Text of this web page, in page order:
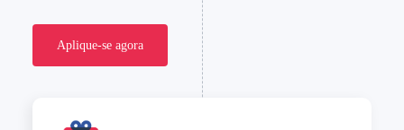
Aplique-se agora